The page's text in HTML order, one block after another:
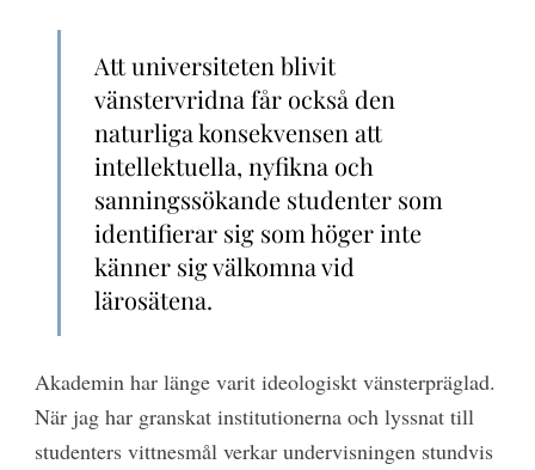
Att universiteten blivit
vänstervridna får också den
naturliga konsekvensen att
intellektuella, nyfikna och
sanningssökande studenter som
identifierar sig som höger inte
känner sig välkomna vid
lärosätena.
Akademin har länge varit ideologiskt vänsterpräglad.
När jag har granskat institutionerna och lyssnat till
studenters vittnesmål verkar undervisningen stundvis